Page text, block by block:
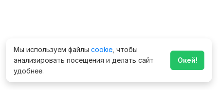
Мы используем файлы cookie , чтобы
анализировать посещения и делать сайт
удобнее.
Окей!